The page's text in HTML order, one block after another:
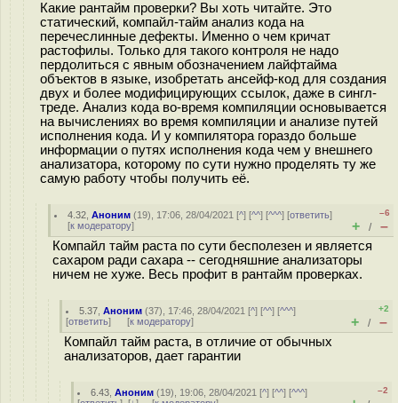
Какие рантайм проверки? Вы хоть читайте. Это
статический, компайл-тайм анализ кода на
перечеслинные дефекты. Именно о чем кричат
растофилы. Только для такого контроля не надо
пердолиться с явным обозначением лайфтайма
объектов в языке, изобретать ансейф-код для создания
двух и более модифицирующих ссылок, даже в сингл-
треде. Анализ кода во-время компиляции основывается
на вычислениях во время компиляции и анализе путей
исполнения кода. И у компилятора гораздо больше
информации о путях исполнения кода чем у внешнего
анализатора, которому по сути нужно проделять ту же
самую работу чтобы получить её.
4.32 ,Аноним (19), 17:06, 28/04/2021 [^] [^^] [^^^] [ответить]
[к модератору]
–6
+ / –
Компайл тайм раста по сути бесполезен и является
сахаром ради сахара -- сегодняшние анализаторы
ничем не хуже. Весь профит в рантайм проверках.
5.37 ,Аноним (37), 17:46, 28/04/2021 [^] [^^] [^^^]
[ответить] [к модератору]
+2
+ / –
Компайл тайм раста, в отличие от обычных
анализаторов, дает гарантии
6.43 ,Аноним (19), 19:06, 28/04/2021 [^] [^^] [^^^]
–2